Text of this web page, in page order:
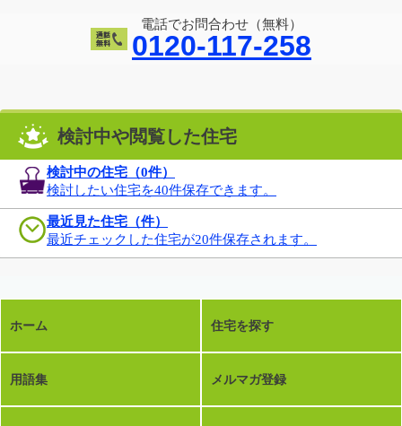
電話でお問合わせ（無料）
0120-117-258
検討中や閲覧した住宅
検討中の住宅（0件）
検討したい住宅を40件保存できます。
最近見た住宅（件）
最近チェックした住宅が20件保存されます。
ホーム 住宅を探す
用語集 メルマガ登録